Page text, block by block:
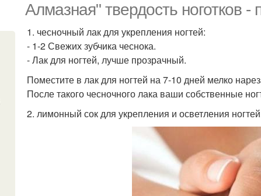
Алмазная" твердость ноготков -
1. чесночный лак для укрепления ногтей:
- 1-2 Свежих зубчика чеснока.
- Лак для ногтей, лучше прозрачный.
Поместите в лак для ногтей на 7-10 дней мелко
После такого чесночного лака ваши собственные
2. лимонный сок для укрепления и осветления